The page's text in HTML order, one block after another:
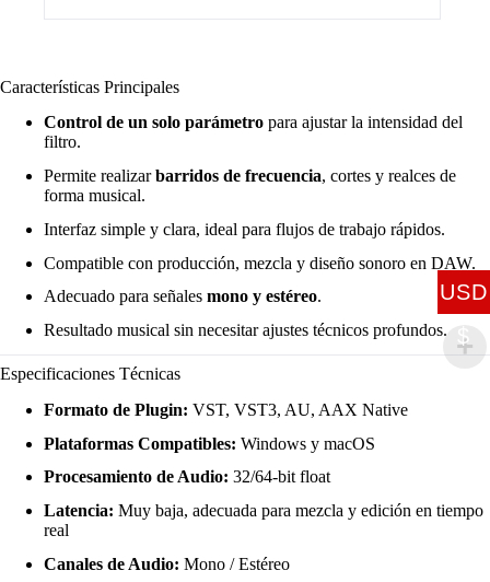
Características Principales
Control de un solo parámetro para ajustar la intensidad del
filtro.
Permite realizarbarridos de frecuencia, cortes y realces de
forma musical.
Interfaz simple y clara, ideal para flujos de trabajo rápidos.
Compatible con producción, mezcla y diseño sonoro en DAW.
Adecuado para señales mono y estéreo.
Resultado musical sin necesitar ajustes técnicos profundos.
Especificaciones Técnicas
Formato de Plugin: VST, VST3, AU, AAX Native
Plataformas Compatibles: Windows y macOS
Procesamiento de Audio: 32/64-bit float
Latencia: Muy baja, adecuada para mezcla y edición en tiempo
real
Canales de Audio: Mono / Estéreo
USD
$